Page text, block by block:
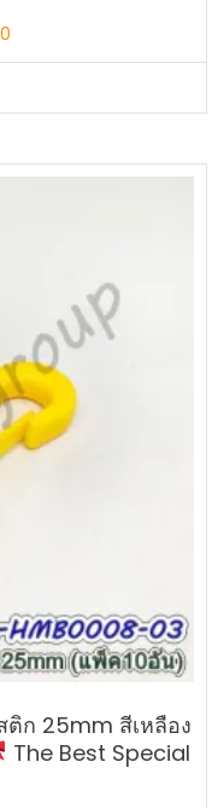
Current
price
ก 25mm สีเหลือง
The Best Special